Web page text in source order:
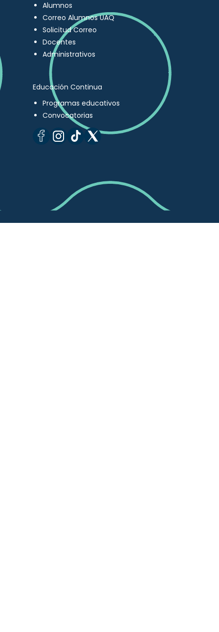
Alumnos
Correo Alumnos UAQ
Solicitud Correo
Docentes
Administrativos
Educación Continua
Programas educativos
Convocatorias